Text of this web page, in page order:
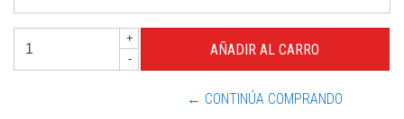
+
-
← CONTINÚA COMPRANDO